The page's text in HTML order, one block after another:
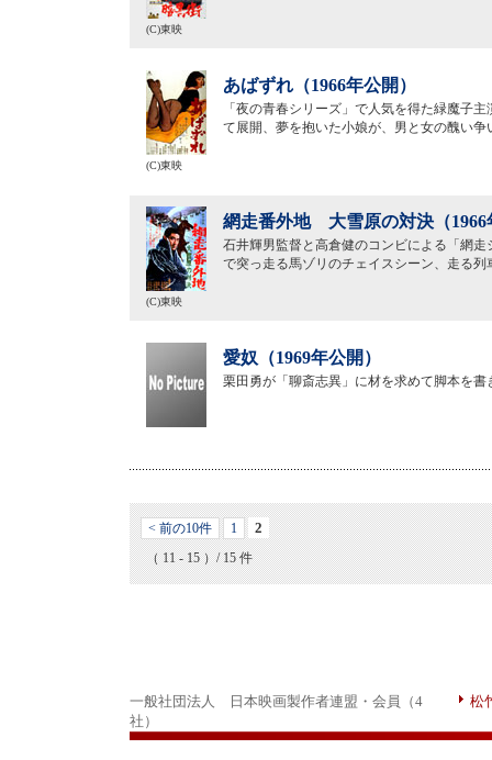
(C)東映
あばずれ（1966年公開）
「夜の青春シリーズ」で人気を得た緑魔子
て展開、夢を抱いた小娘が、男と女の醜い
(C)東映
網走番外地 大雪原の対決（1966
石井輝男監督と高倉健のコンビによる「網
で突っ走る馬ゾリのチェイスシーン、走る
(C)東映
愛奴（1969年公開）
栗田勇が「聊斎志異」に材を求めて脚本を
< 前の10件 1 2
（ 11 - 15 ）/ 15 件
一般社団法人 日本映画製作者連盟・会員（4
社）
松